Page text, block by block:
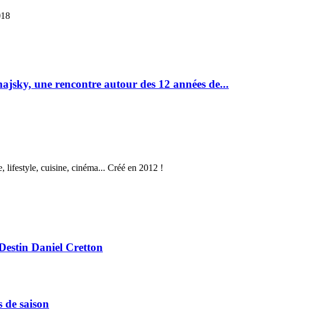
une rencontre autour des 12 années de...
lifestyle, cuisine, cinéma... Créé en 2012 !
Daniel Cretton
de saison